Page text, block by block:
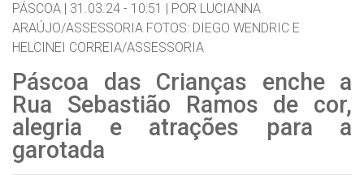
PÁSCOA | 31.03.24 - 10:51 | POR LUCIANNA
ARAÚJO/ASSESSORIA FOTOS: DIEGO WENDRIC E
HELCINEI CORREIA/ASSESSORIA
Páscoa das Crianças enche a
Rua Sebastião Ramos de cor,
alegria e atrações para a
garotada